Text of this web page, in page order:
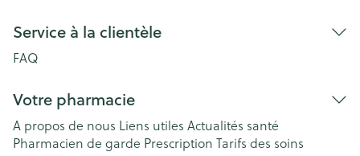
Service à la clientèle
FAQ
Votre pharmacie
A propos de nous Liens utiles Actualités santé
Pharmacien de garde Prescription Tarifs des soins